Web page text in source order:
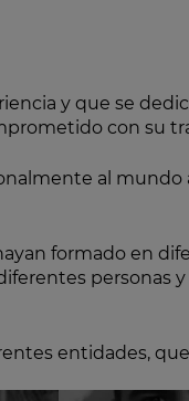
y que se
con su
al mundo
formado en
personas
entidades,